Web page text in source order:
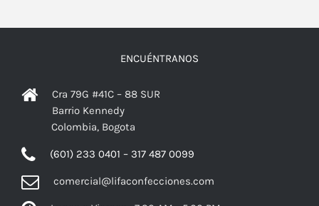
ENCUÉNTRANOS
Cra 79G #41C – 88 SUR
Barrio Kennedy
Colombia, Bogota
(601) 233 0401 – 317 487 0099
comercial@lifaconfecciones.com